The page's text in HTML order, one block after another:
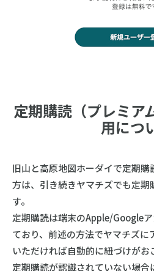
定期購読（プレミア
用につ
旧山と高原地図ホーダイで定期
方は、引き続きヤマチズでも定期
す。
定期購読は端末のApple/Google
ており、前述の方法でヤマチズに
いただければ自動的に紐づけがお
定期購読が認識されていない場合